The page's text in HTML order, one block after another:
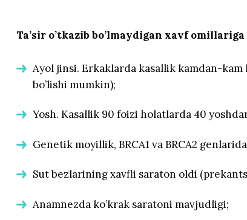
Ta’sir o’tkazib bo’lmaydigan xavf
Ayol jinsi. Erkaklarda kasallik kamdan-
bo’lishi mumkin);
Yosh. Kasallik 90 foizi holatlarda 40
Genetik moyillik, BRCA1 va BRCA2
Sut bezlarining xavfli saraton oldi
Anamnezda ko’krak saratoni mavjudligi;